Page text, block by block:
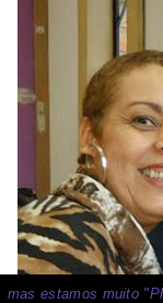
mas estamos muito